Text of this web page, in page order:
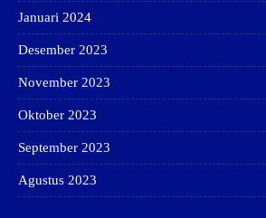
Januari 2024
Desember 2023
November 2023
Oktober 2023
September 2023
Agustus 2023